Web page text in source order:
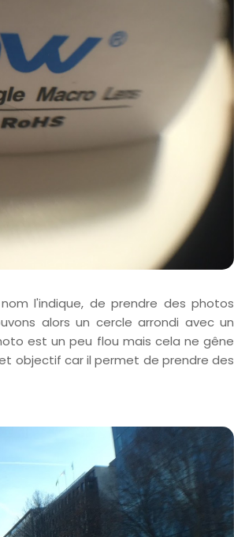
l'indique, de prendre des photos
alors un cercle arrondi avec un
est un peu flou mais cela ne gêne
objectif car il permet de prendre des